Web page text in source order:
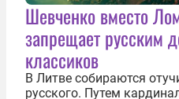
Шевченко вместо
запрещает русским
классиков
В Литве собираются
русского. Путем